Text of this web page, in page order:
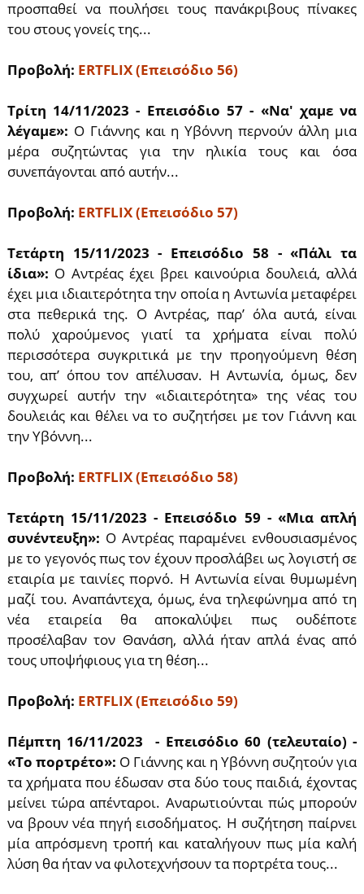
προσπαθεί να πουλήσει τους πανάκριβους πίνακες
του στους γονείς της...
Προβολή: ERTFLIX (Επεισόδιο 56)
Τρίτη 14/11/2023 - Επεισόδιο 57 - «Να' χαμε να
λέγαμε»: Ο Γιάννης και η Υβόννη περνούν άλλη μια
μέρα συζητώντας για την ηλικία τους και όσα
συνεπάγονται από αυτήν...
Προβολή: ERTFLIX (Επεισόδιο 57)
Τετάρτη 15/11/2023 - Επεισόδιο 58 - «Πάλι τα
ίδια»: Ο Αντρέας έχει βρει καινούρια δουλειά, αλλά
έχει μια ιδιαιτερότητα την οποία η Αντωνία μεταφέρει
στα πεθερικά της. Ο Αντρέας, παρ’ όλα αυτά, είναι
πολύ χαρούμενος γιατί τα χρήματα είναι πολύ
περισσότερα συγκριτικά με την προηγούμενη θέση
του, απ’ όπου τον απέλυσαν. Η Αντωνία, όμως, δεν
συγχωρεί αυτήν την «ιδιαιτερότητα» της νέας του
δουλειάς και θέλει να το συζητήσει με τον Γιάννη και
την Υβόννη...
Προβολή: ERTFLIX (Επεισόδιο 58)
Τετάρτη 15/11/2023 - Επεισόδιο 59 - «Μια απλή
συνέντευξη»: Ο Αντρέας παραμένει ενθουσιασμένος
με το γεγονός πως τον έχουν προσλάβει ως λογιστή σε
εταιρία με ταινίες πoρvό. Η Αντωνία είναι θυμωμένη
μαζί του. Αναπάντεχα, όμως, ένα τηλεφώνημα από τη
νέα εταιρεία θα αποκαλύψει πως ουδέποτε
προσέλαβαν τον Θανάση, αλλά ήταν απλά ένας από
τους υποψήφιους για τη θέση...
Προβολή: ERTFLIX (Επεισόδιο 59)
Πέμπτη 16/11/2023 - Επεισόδιο 60 (τελευταίο) -
«Το πορτρέτο»: Ο Γιάννης και η Υβόννη συζητούν για
τα χρήματα που έδωσαν στα δύο τους παιδιά, έχοντας
μείνει τώρα απένταροι. Αναρωτιούνται πώς μπορούν
να βρουν νέα πηγή εισοδήματος. Η συζήτηση παίρνει
μία απρόσμενη τροπή και καταλήγουν πως μία καλή
λύση θα ήταν να φιλοτεχνήσουν τα πορτρέτα τους...